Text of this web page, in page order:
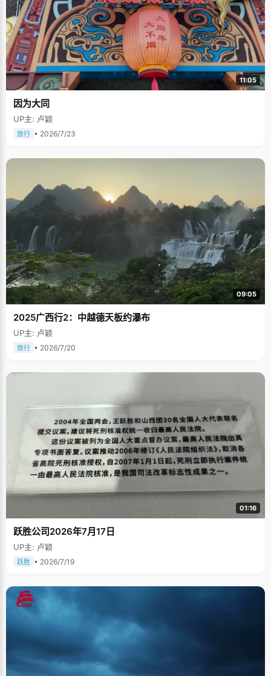
11:05
因为大同
UP主: 卢颖
旅行 • 2026/7/23
09:05
2025广西行2：中越德天板约瀑布
UP主: 卢颖
旅行 • 2026/7/20
01:16
跃胜公司2026年7月17日
UP主: 卢颖
跃胜 • 2026/7/19